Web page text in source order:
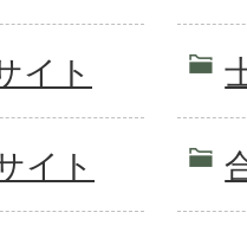
イト
イト